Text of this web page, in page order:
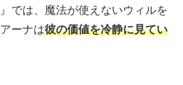
では、魔法が使えないウィルを
ーナは彼の価値を冷静に見てい